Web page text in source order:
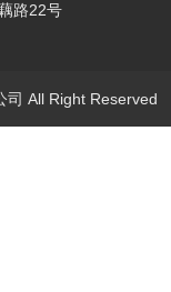
路22号
司 All Right